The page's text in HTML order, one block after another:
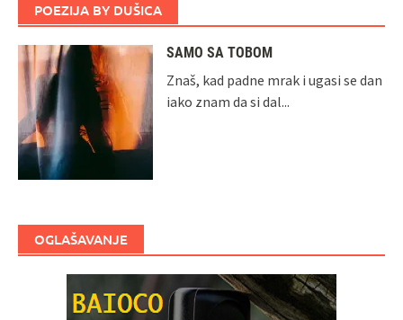
POEZIJA BY DUŠICA
SAMO SA TOBOM
Znaš, kad padne mrak i ugasi se dan
iako znam da si dal...
OGLAŠAVANJE